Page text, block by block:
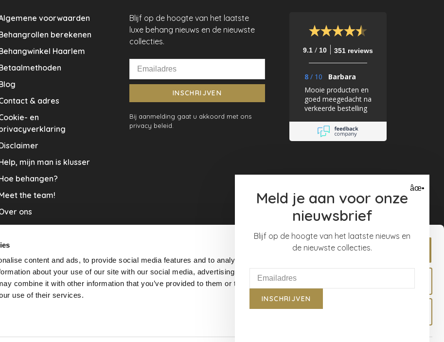
content and ads, to provide social media features and to analyse our
about your use of our site with our social media, advertising and
combine it with other information that you’ve provided to them or that
use of their services.
Allow all
voorwaarden
berekenen
Haarlem
& adres
en
mijn man is klusser
behangen?
the team!
ons
en vloerkleden
Verzending & Retour
Blijf op de hoogte van het laatste
luxe behang nieuws en de nieuwste
collecties.
INSCHRIJVEN
Bij aanmelding gaat u akkoord met ons
privacy beleid.
9.1 / 10 351 reviews
8 / 10
Barbara
Mooie producten en
goed meegedacht na
verkeerde bestelling
âœ•
Meld je aan voor onze
nieuwsbrief
Blijf op de hoogte van het laatste nieuws en
de nieuwste collecties.
INSCHRIJVEN